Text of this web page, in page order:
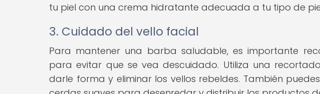
tu piel con una crema hidratante adecuada a tu tipo de
3. Cuidado del vello facial
Para mantener una barba saludable, es importante
para evitar que se vea descuidado. Utiliza una
darle forma y eliminar los vellos rebeldes. También